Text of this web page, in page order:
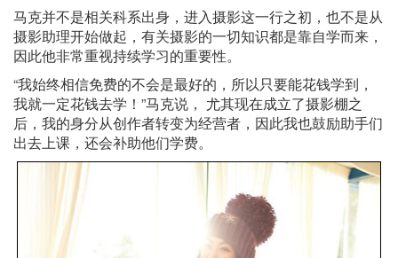
马克并不是相关科系出身，进入摄影这一行之初，也不是从
摄影助理开始做起，有关摄影的一切知识都是靠自学而来，
因此他非常重视持续学习的重要性。
“我始终相信免费的不会是最好的，所以只要能花钱学到，
我就一定花钱去学！”马克说， 尤其现在成立了摄影棚之
后，我的身分从创作者转变为经营者，因此我也鼓励助手们
出去上课，还会补助他们学费。